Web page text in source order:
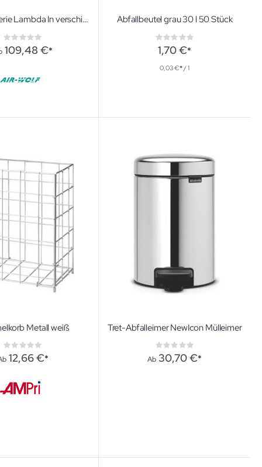
Abfallkorb Serie Lambda In verschiedenen Größen
Rating:
0%
109,48 €
Abfallbeutel grau 30 l 50 Stück
Rating:
0%
1,70 €
0,03 € / 1
Metall weiß
Rating:
0%12,66 €
Tret-Abfalleimer NewIcon Mülleimer
Rating:
0%
Ab 30,70 €